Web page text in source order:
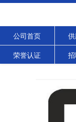
公司首页
荣誉认证